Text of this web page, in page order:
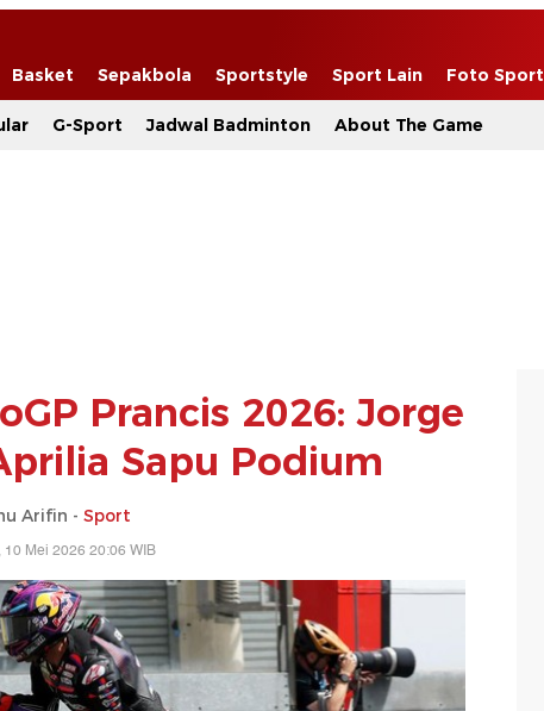
Basket Sepakbola Sportstyle Sport Lain Foto Sport
G-Sport Jadwal Badminton About The Game
Prancis 2026: Jorge
Sapu Podium
Arifin - Sport
10 Mei 2026 20:06 WIB